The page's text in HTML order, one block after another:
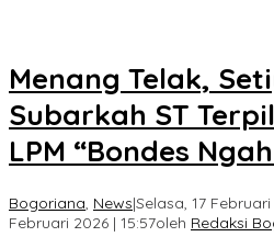
Menang Telak,
Subarkah ST
LPM “Bondes
Bogoriana, News|Selasa, 17 Februari
Februari 2026 | 15:57oleh Redaksi